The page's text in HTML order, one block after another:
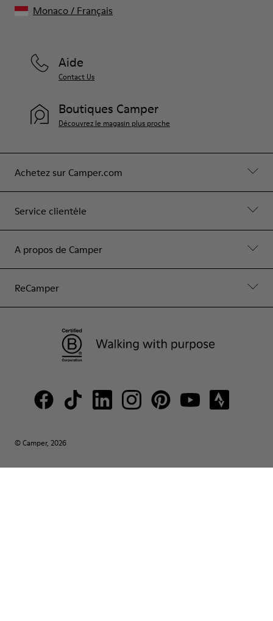
Achetez sur Camper.com
Service clientèle
A propos de Camper
ReCamper
Aide
Contact Us
Boutiques Camper
Découvrez le magasin plus proche
© Camper, 2026
Monaco/ Français